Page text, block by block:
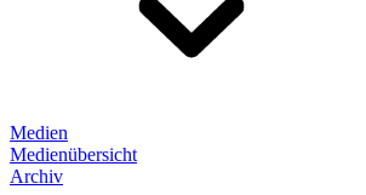
Medien
Medienübersicht
Archiv